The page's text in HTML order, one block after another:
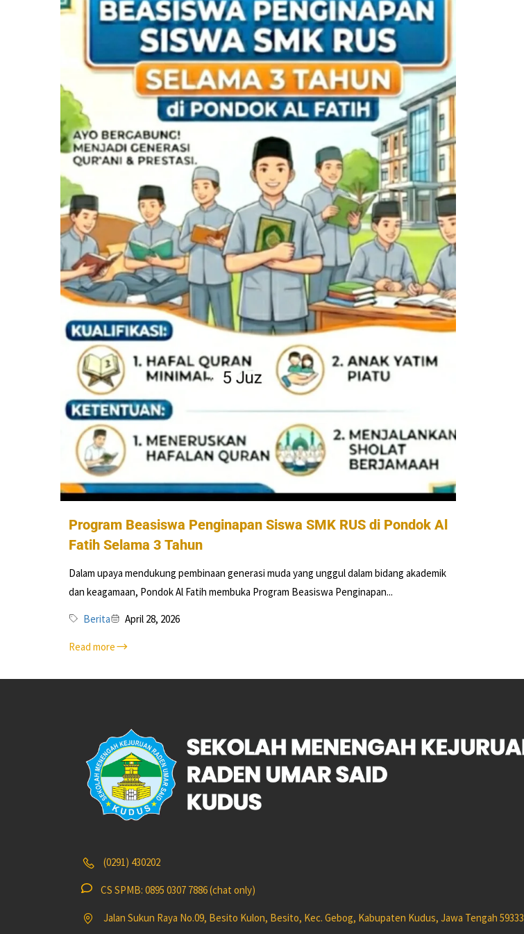
Program Beasiswa Penginapan Siswa SMK RUS di Pondok Al
Fatih Selama 3 Tahun
Dalam upaya mendukung pembinaan generasi muda yang unggul dalam bidang akademik
dan keagamaan, Pondok Al Fatih membuka Program Beasiswa Penginapan...
Berita April 28, 2026
Read more
(0291) 430202
CS SPMB: 0895 0307 7886 (chat only)
Jalan Sukun Raya No.09, Besito Kulon, Besito, Kec. Gebog, Kabupaten Kudus, Jawa Tengah 59333